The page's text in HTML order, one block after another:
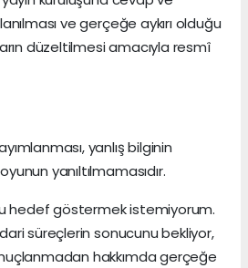
ve gerçeğe aykırı olduğu
düzeltilmesi amacıyla resmî
yanlış bilginin
yanıltılmamasıdır.
hedef göstermek istemiyorum.
süreçlerin sonucunu bekliyor,
hakkımda gerçeğe